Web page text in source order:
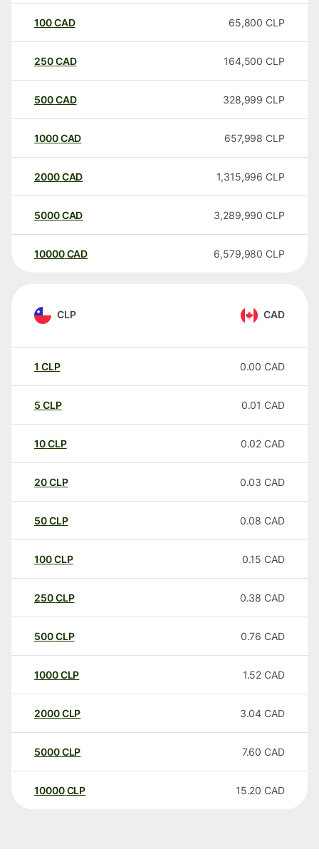
100CAD 65,800 CLP
250CAD 164,500 CLP
500CAD 328,999 CLP
1000CAD 657,998 CLP
2000CAD 1,315,996 CLP
5000CAD 3,289,990 CLP
10000 CAD 6,579,980 CLP
CLP CAD
1 CLP 0.00 CAD
5 CLP 0.01 CAD
10CLP 0.02 CAD
20CLP 0.03 CAD
50CLP 0.08 CAD
100CLP 0.15 CAD
250CLP 0.38 CAD
500CLP 0.76 CAD
1000CLP 1.52 CAD
2000CLP 3.04 CAD
5000CLP 7.60 CAD
10000 CLP 15.20 CAD